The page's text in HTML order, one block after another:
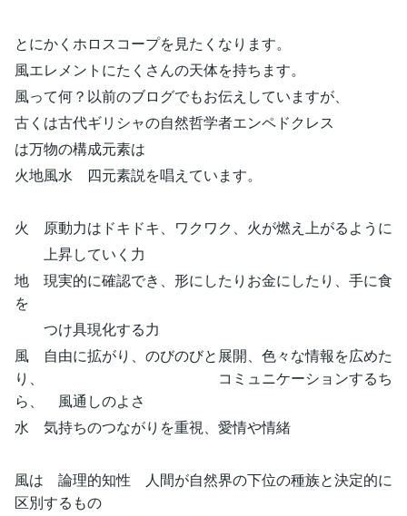
とにかくホロスコープを見たくなります。
風エレメントにたくさんの天体を持ちます。
風って何？以前のブログでもお伝えしていますが、
古くは古代ギリシャの自然哲学者エンペドクレス
は万物の構成元素は
火地風水 四元素説を唱えています。
火 原動力はドキドキ、ワクワク、火が燃え上がるように
上昇していく力
地 現実的に確認でき、形にしたりお金にしたり、手に食
を
つけ具現化する力
風 自由に拡がり、のびのびと展開、色々な情報を広めた
り、 コミュニケーションするち
ら、 風通しのよさ
水 気持ちのつながりを重視、愛情や情緒
風は 論理的知性 人間が自然界の下位の種族と決定的に
区別するもの